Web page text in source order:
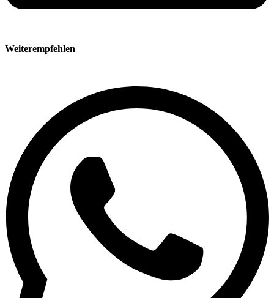
Weiterempfehlen